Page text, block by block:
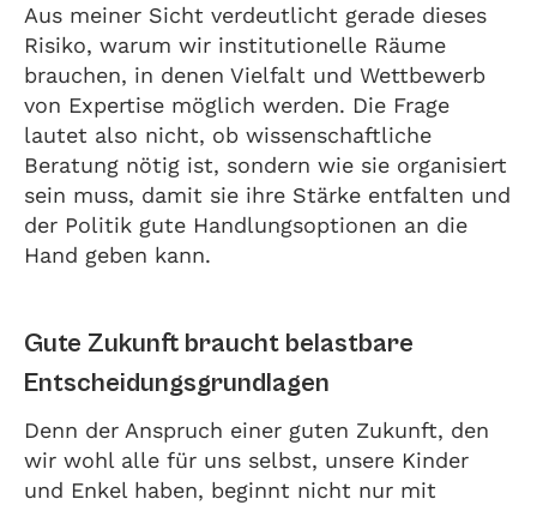
Aus meiner Sicht verdeutlicht gerade dieses
Risiko, warum wir institutionelle Räume
brauchen, in denen Vielfalt und Wettbewerb
von Expertise möglich werden. Die Frage
lautet also nicht, ob wissenschaftliche
Beratung nötig ist, sondern wie sie organisiert
sein muss, damit sie ihre Stärke entfalten und
der Politik gute Handlungsoptionen an die
Hand geben kann.
Gute Zukunft braucht belastbare
Entscheidungsgrundlagen
Denn der Anspruch einer guten Zukunft, den
wir wohl alle für uns selbst, unsere Kinder
und Enkel haben, beginnt nicht nur mit